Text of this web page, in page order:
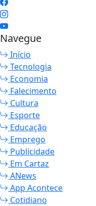
Navegue
Início
Tecnologia
Economia
Falecimento
Cultura
Esporte
Educação
Emprego
Publicidade
Em Cartaz
ANews
App Acontece
Cotidiano